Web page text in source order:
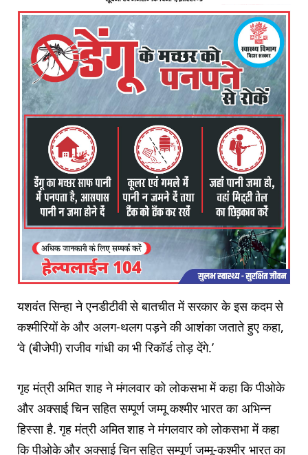
यशवंत सिन्हा ने एनडीटीवी से बातचीत में सरकार के इस कदम से
कश्मीरियों के और अलग-थलग पड़ने की आशंका जताते हुए कहा,
‘वे (बीजेपी) राजीव गांधी का भी रिकॉर्ड तोड़ देंगे.’
गृह मंत्री अमित शाह ने मंगलवार को लोकसभा में कहा कि पीओके
और अक्साई चिन सहित सम्पूर्ण जम्मू कश्मीर भारत का अभिन्न
हिस्सा है. गृह मंत्री अमित शाह ने मंगलवार को लोकसभा में कहा
कि पीओके और अक्साई चिन सहित सम्पूर्ण जम्मू-कश्मीर भारत का